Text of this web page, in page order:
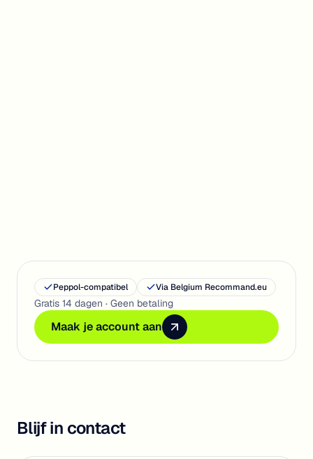
Peppol-compatibel Via Belgium Recommand.eu
Gratis 14 dagen · Geen betaling
Maak je account aan
Maak je account aan
Maak je account aan
Blijf in contact